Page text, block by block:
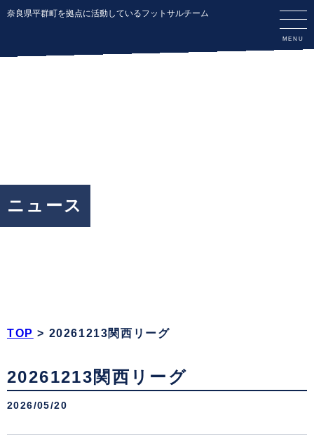
奈良県平群町を拠点に活動しているフットサルチーム
ニュース
TOP > 20261213関西リーグ
20261213関西リーグ
2026/05/20